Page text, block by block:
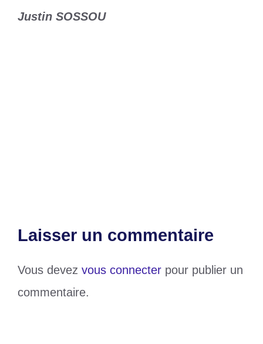
Justin SOSSOU
Laisser un commentaire
Vous devez vous connecter pour publier un
commentaire.